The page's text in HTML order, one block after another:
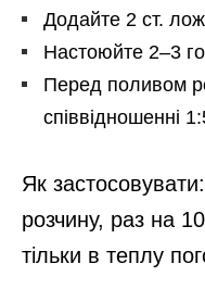
Додайте 2 ст.
Настоюйте 2–3
Перед поливом
співвідношенні
Як
розчину, раз на
тільки в теплу